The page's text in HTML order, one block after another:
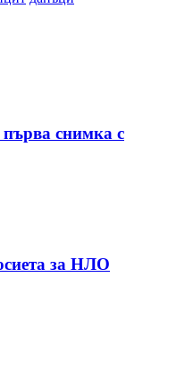
първа снимка с
за НЛО